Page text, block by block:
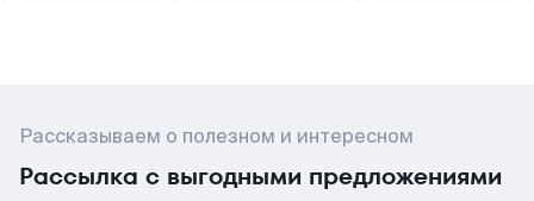
Рассказываем о полезном и интересном
Рассылка с выгодными предложениями